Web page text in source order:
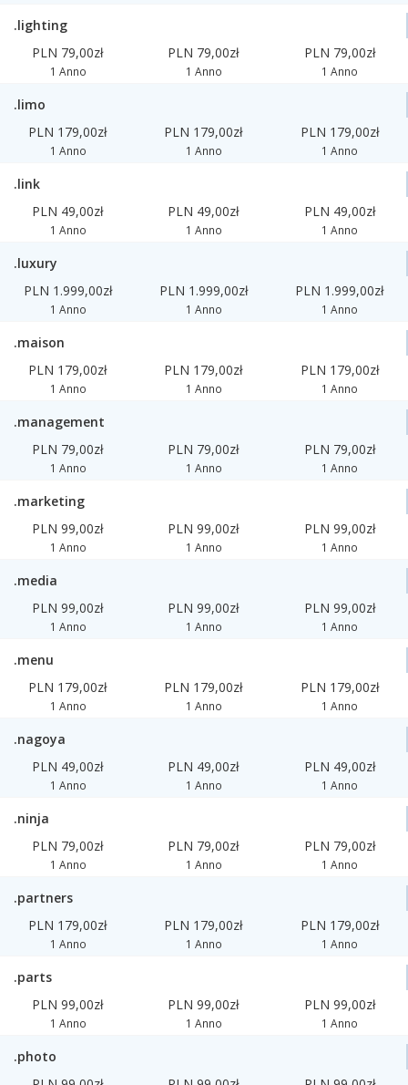
.lighting
PLN 79,00zł
1 Anno
PLN 79,00zł
1 Anno
PLN 79,00zł
1 Anno
.limo
PLN 179,00zł
1 Anno
PLN 179,00zł
1 Anno
PLN 179,00zł
1 Anno
.link
PLN 49,00zł
1 Anno
PLN 49,00zł
1 Anno
PLN 49,00zł
1 Anno
.luxury
PLN 1.999,00zł
1 Anno
PLN 1.999,00zł
1 Anno
PLN 1.999,00zł
1 Anno
.maison
PLN 179,00zł
1 Anno
PLN 179,00zł
1 Anno
PLN 179,00zł
1 Anno
.management
PLN 79,00zł
1 Anno
PLN 79,00zł
1 Anno
PLN 79,00zł
1 Anno
.marketing
PLN 99,00zł
1 Anno
PLN 99,00zł
1 Anno
PLN 99,00zł
1 Anno
.media
PLN 99,00zł
1 Anno
PLN 99,00zł
1 Anno
PLN 99,00zł
1 Anno
.menu
PLN 179,00zł
1 Anno
PLN 179,00zł
1 Anno
PLN 179,00zł
1 Anno
.nagoya
PLN 49,00zł
1 Anno
PLN 49,00zł
1 Anno
PLN 49,00zł
1 Anno
.ninja
PLN 79,00zł
1 Anno
PLN 79,00zł
1 Anno
PLN 79,00zł
1 Anno
.partners
PLN 179,00zł
1 Anno
PLN 179,00zł
1 Anno
PLN 179,00zł
1 Anno
.parts
PLN 99,00zł
1 Anno
PLN 99,00zł
1 Anno
PLN 99,00zł
1 Anno
.photo